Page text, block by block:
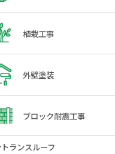
植栽工事
外壁塗装
ブロック耐震工事
ランスルーフ